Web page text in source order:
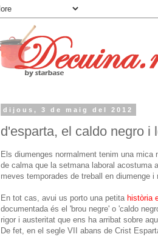
dijous, 3 de maig del 2012
d'esparta, el caldo negro i
Els diumenges normalment tenim una
de calma que la setmana laboral acostuma
meves temporades de treball en diumenge
En tot cas, avui us porto una petita història
documentada és el 'brou negre' o 'caldo
rigor i austeritat que ens ha arribat sobre
De fet, en el segle VII abans de Crist